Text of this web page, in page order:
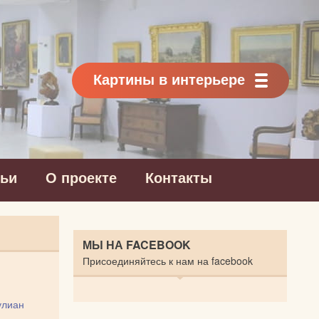
Картины в интерьере
О проекте Контакты
МЫ НА FACEBOOK
Присоединяйтесь к нам на facebook